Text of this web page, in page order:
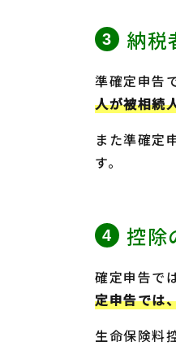
納税
準確定申告
人が被相続
また準確定
す。
控除
確定申告で
定申告では
生命保険料